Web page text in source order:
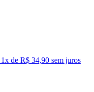
1x de R$ 34,90 sem juros